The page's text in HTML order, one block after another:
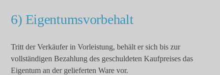
6) Eigentumsvorbehalt
Tritt der Verkäufer in Vorleistung, behält er sich bis zur
vollständigen Bezahlung des geschuldeten Kaufpreises das
Eigentum an der gelieferten Ware vor.